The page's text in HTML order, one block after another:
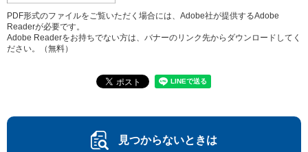
PDF形式のファイルをご覧いただく場合には、Adobe社が提供するAdobe
Readerが必要です。
Adobe Readerをお持ちでない方は、バナーのリンク先からダウンロードしてく
ださい。（無料）
見つからないときは